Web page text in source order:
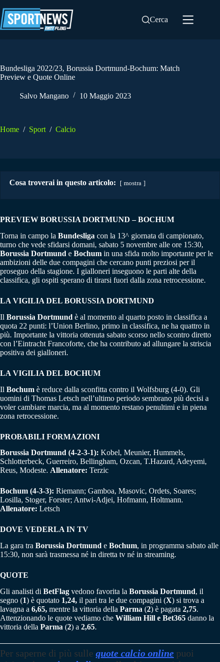
al
contenuto
Cerca
Bundesliga 2022/23, Borussia Dortmund-Bochum: Match
Preview e Quote Online
Salvo Mangano 10 Maggio 2023
Home / Sport / Calcio
Cosa troverai in questo articolo: mostra
PREVIEW BORUSSIA DORTMUND – BOCHUM
Torna in campo la Bundesliga con la 13^ giornata di campionato,
turno che vede sfidarsi domani, sabato 5 novembre alle ore 15:30,
Borussia Dortmund e Bochum in una sfida molto importante per le
ambizioni delle due compagini che cercano punti preziosi per il
proseguo della stagione. I gialloneri inseguono le parti alte della
classifica, gli ospiti sperano di tirarsi fuori dalla zona retrocessione.
LA VIGILIA DEL BORUSSIA DORTMUND
Il Borussia Dortmund è al momento al quarto posto in classifica a
quota 22 punti: l’Union Berlino, primo in classifica, ne ha quattro in
più. Importante la vittoria ottenuta sabato scorso nello scontro diretto
con l’Eintracht Francoforte, che ha contributo ad allungare la striscia
positiva dei gialloneri.
LA VIGILIA DEL BOCHUM
Il Bochum è reduce dalla sconfitta contro il Wolfsburg (4-0). Gli
uomini di Thomas Letsch nell’ultimo periodo sembrano più decisi a
voler cambiare marcia, ma al momento restano penultimi e in piena
zona retrocessione.
PROBABILI FORMAZIONI
Borussia Dortmund (4-2-3-1): Kobel, Meunier, Hummels,
Schlotterbeck, Guerreiro, Bellingham, Ozcan, T.Hazard, Adeyemi,
Reus, Modeste. Allenatore: Terzic
Bochum (4-3-3): Riemann; Gamboa, Masovic, Ordets, Soares;
Losilla, Stoger, Forster; Antwi-Adjei, Hofmann, Holtmann.
Allenatore: Letsch
DOVE VEDERLA IN TV
La gara tra Borussia Dortmund e Bochum, in programma sabato alle
15:30, non sarà trasmessa né in diretta tv né in streaming.
QUOTE
Gli analisti di BetFlag vedono favorita la Borussia Dortmund, il
segno (1) è quotato 1,24, il pari tra le due compagini (X) si trova a
lavagna a 6,65, mentre la vittoria della Parma (2) è pagata 2,75.
Attenzionando le quote vediamo che William Hill e Bet365 danno la
vittoria della Parma (2) a 2,65.
Per saperne di più sulle quote calcio online puoi